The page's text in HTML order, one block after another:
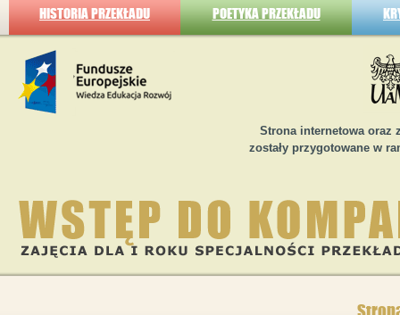
HISTORIA PRZEKŁADU POETYKA PRZEKŁADU
Strona internetowa oraz
zostały przygotowane w